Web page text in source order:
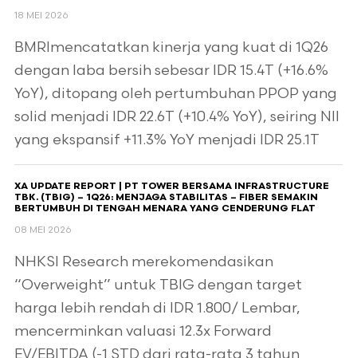
18 MEI 2026
BMRImencatatkan kinerja yang kuat di 1Q26
dengan laba bersih sebesar IDR 15.4T (+16.6%
YoY), ditopang oleh pertumbuhan PPOP yang
solid menjadi IDR 22.6T (+10.4% YoY), seiring NII
yang ekspansif +11.3% YoY menjadi IDR 25.1T
XA UPDATE REPORT | PT TOWER BERSAMA INFRASTRUCTURE
TBK. (TBIG) – 1Q26: MENJAGA STABILITAS – FIBER SEMAKIN
BERTUMBUH DI TENGAH MENARA YANG CENDERUNG FLAT
08 MEI 2026
NHKSI Research merekomendasikan
“Overweight” untuk TBIG dengan target
harga lebih rendah di IDR 1.800/ Lembar,
mencerminkan valuasi 12.3x Forward
EV/EBITDA (-1 STD dari rata-rata 3 tahun